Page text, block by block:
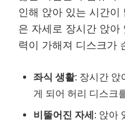
인해 앉아 있는 시간
은 자세로 장시간 앉아
력이 가해져 디스크가
좌식 생활: 장시간 앉
게 되어 허리 디스크
비뚤어진 자세: 앉아